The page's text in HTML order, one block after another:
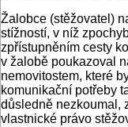
Žalobce (stěžovatel)
stížností, v níž
zpřístupněním cesty
v žalobě poukazoval
nemovitostem, které
komunikační potřeby
důsledně nezkoumal,
vlastnické právo